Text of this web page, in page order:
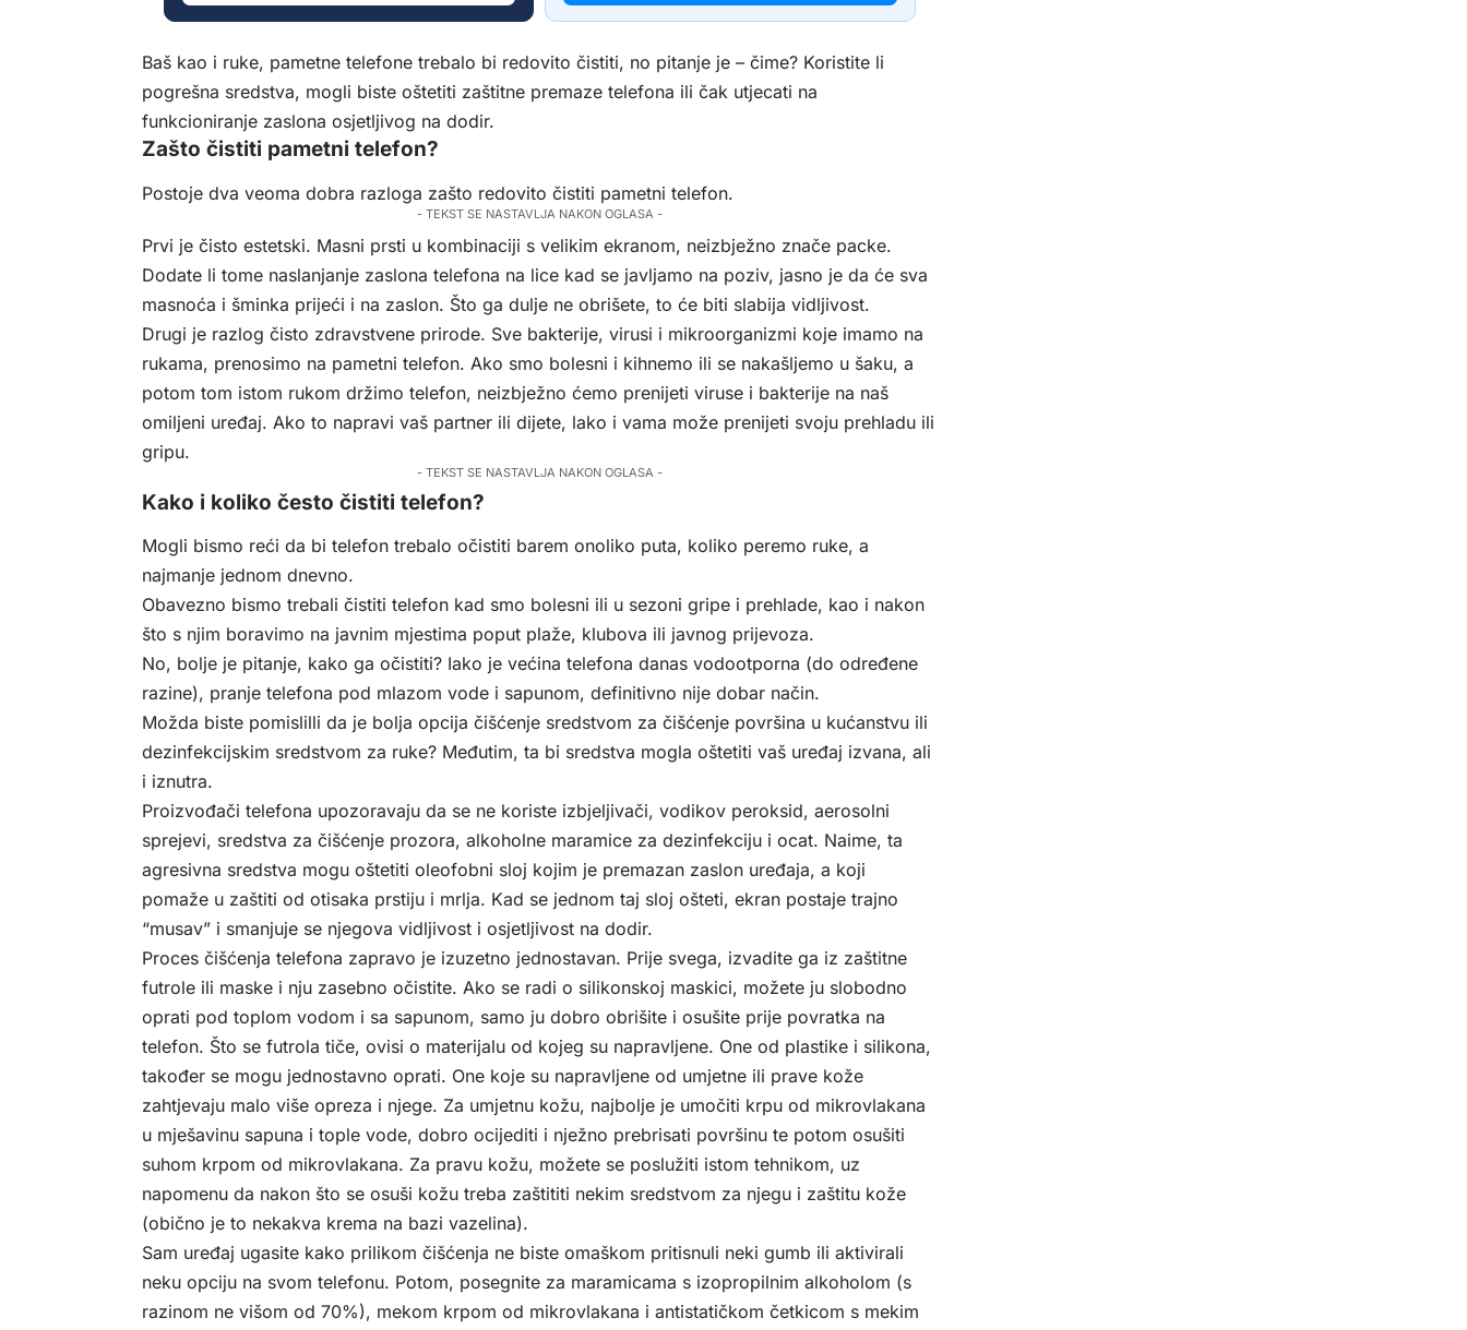
Baš kao i ruke, pametne telefone trebalo bi redovito čistiti, no pitanje je – čime? Koristite li
pogrešna sredstva, mogli biste oštetiti zaštitne premaze telefona ili čak utjecati na
funkcioniranje zaslona osjetljivog na dodir.
Zašto čistiti pametni telefon?
Postoje dva veoma dobra razloga zašto redovito čistiti pametni telefon.
- TEKST SE NASTAVLJA NAKON OGLASA -
Prvi je čisto estetski. Masni prsti u kombinaciji s velikim ekranom, neizbježno znače packe.
Dodate li tome naslanjanje zaslona telefona na lice kad se javljamo na poziv, jasno je da će sva
masnoća i šminka prijeći i na zaslon. Što ga dulje ne obrišete, to će biti slabija vidljivost.
Drugi je razlog čisto zdravstvene prirode. Sve bakterije, virusi i mikroorganizmi koje imamo na
rukama, prenosimo na pametni telefon. Ako smo bolesni i kihnemo ili se nakašljemo u šaku, a
potom tom istom rukom držimo telefon, neizbježno ćemo prenijeti viruse i bakterije na naš
omiljeni uređaj. Ako to napravi vaš partner ili dijete, lako i vama može prenijeti svoju prehladu ili
gripu.
- TEKST SE NASTAVLJA NAKON OGLASA -
Kako i koliko često čistiti telefon?
Mogli bismo reći da bi telefon trebalo očistiti barem onoliko puta, koliko peremo ruke, a
najmanje jednom dnevno.
Obavezno bismo trebali čistiti telefon kad smo bolesni ili u sezoni gripe i prehlade, kao i nakon
što s njim boravimo na javnim mjestima poput plaže, klubova ili javnog prijevoza.
No, bolje je pitanje, kako ga očistiti? Iako je većina telefona danas vodootporna (do određene
razine), pranje telefona pod mlazom vode i sapunom, definitivno nije dobar način.
Možda biste pomislilli da je bolja opcija čišćenje sredstvom za čišćenje površina u kućanstvu ili
dezinfekcijskim sredstvom za ruke? Međutim, ta bi sredstva mogla oštetiti vaš uređaj izvana, ali
i iznutra.
Proizvođači telefona upozoravaju da se ne koriste izbjeljivači, vodikov peroksid, aerosolni
sprejevi, sredstva za čišćenje prozora, alkoholne maramice za dezinfekciju i ocat. Naime, ta
agresivna sredstva mogu oštetiti oleofobni sloj kojim je premazan zaslon uređaja, a koji
pomaže u zaštiti od otisaka prstiju i mrlja. Kad se jednom taj sloj ošteti, ekran postaje trajno
“musav” i smanjuje se njegova vidljivost i osjetljivost na dodir.
Proces čišćenja telefona zapravo je izuzetno jednostavan. Prije svega, izvadite ga iz zaštitne
futrole ili maske i nju zasebno očistite. Ako se radi o silikonskoj maskici, možete ju slobodno
oprati pod toplom vodom i sa sapunom, samo ju dobro obrišite i osušite prije povratka na
telefon. Što se futrola tiče, ovisi o materijalu od kojeg su napravljene. One od plastike i silikona,
također se mogu jednostavno oprati. One koje su napravljene od umjetne ili prave kože
zahtjevaju malo više opreza i njege. Za umjetnu kožu, najbolje je umočiti krpu od mikrovlakana
u mješavinu sapuna i tople vode, dobro ocijediti i nježno prebrisati površinu te potom osušiti
suhom krpom od mikrovlakana. Za pravu kožu, možete se poslužiti istom tehnikom, uz
napomenu da nakon što se osuši kožu treba zaštititi nekim sredstvom za njegu i zaštitu kože
(obično je to nekakva krema na bazi vazelina).
Sam uređaj ugasite kako prilikom čišćenja ne biste omaškom pritisnuli neki gumb ili aktivirali
neku opciju na svom telefonu. Potom, posegnite za maramicama s izopropilnim alkoholom (s
razinom ne višom od 70%), mekom krpom od mikrovlakana i antistatičkom četkicom s mekim